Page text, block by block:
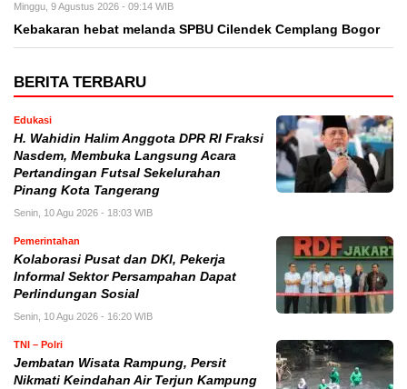
Minggu, 9 Agustus 2026 - 09:14 WIB
Kebakaran hebat melanda SPBU Cilendek Cemplang Bogor
BERITA TERBARU
Edukasi
H. Wahidin Halim Anggota DPR RI Fraksi
Nasdem, Membuka Langsung Acara
Pertandingan Futsal Sekelurahan
Pinang Kota Tangerang
Senin, 10 Agu 2026 - 18:03 WIB
Pemerintahan
Kolaborasi Pusat dan DKI, Pekerja
Informal Sektor Persampahan Dapat
Perlindungan Sosial
Senin, 10 Agu 2026 - 16:20 WIB
TNI – Polri
Jembatan Wisata Rampung, Persit
Nikmati Keindahan Air Terjun Kampung